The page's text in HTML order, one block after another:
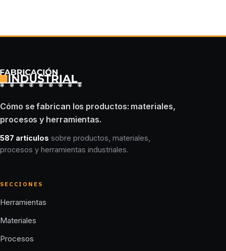
Cómo se fabrican los productos: materiales,
procesos y herramientas.
587 artículos sobre productos, materiales,
procesos y herramientas industriales.
SECCIONES
Herramientas
Materiales
Procesos